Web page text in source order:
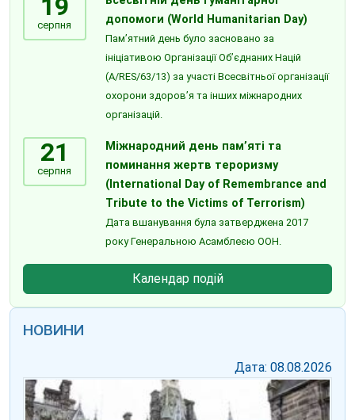
19
серпня
допомоги (World Humanitarian Day)
Пам’ятний день було засновано за
ініціативою Організації Об’єднаних Націй
(A/RES/63/13) за участі Всесвітньої організації
охорони здоров’я та інших міжнародних
організацій.
21
серпня
Міжнародний день пам’яті та
поминання жертв тероризму
(International Day of Remembrance and
Tribute to the Victims of Terrorism)
Дата вшанування була затверджена 2017
року Генеральною Асамблеєю ООН.
Календар подій
НОВИНИ
Дата: 08.08.2026